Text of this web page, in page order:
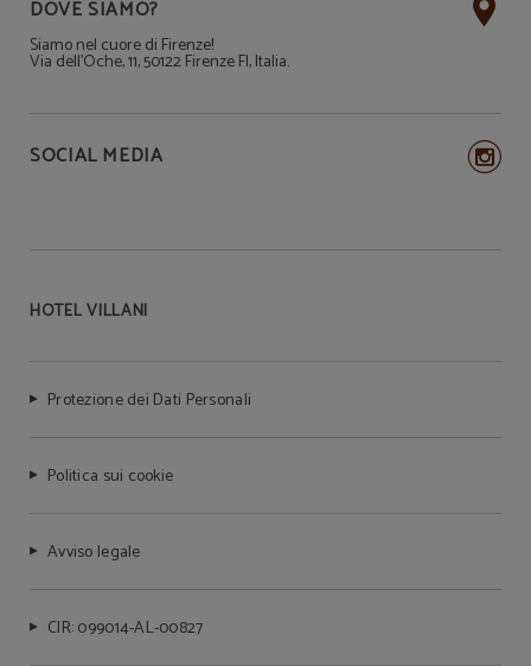
DOVE SIAMO?
Siamo nel cuore di Firenze!
Via dell'Oche, 11, 50122 Firenze FI, Italia.
SOCIAL MEDIA
HOTEL VILLANI
Protezione dei Dati Personali
Politica sui cookie
Avviso legale
CIR: 099014-AL-00827